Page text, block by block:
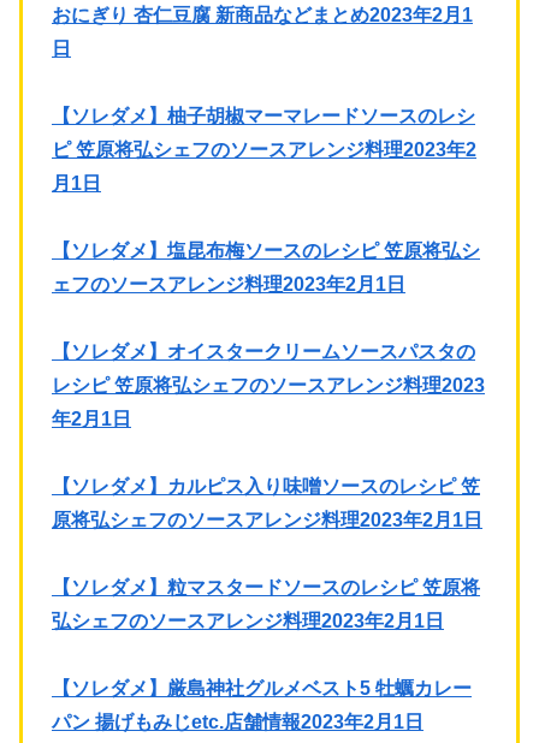
おにぎり 杏仁豆腐 新商品などまとめ2023年2月1
日
【ソレダメ】柚子胡椒マーマレードソースのレシ
ピ 笠原将弘シェフのソースアレンジ料理2023年2
月1日
【ソレダメ】塩昆布梅ソースのレシピ 笠原将弘シ
ェフのソースアレンジ料理2023年2月1日
【ソレダメ】オイスタークリームソースパスタの
レシピ 笠原将弘シェフのソースアレンジ料理2023
年2月1日
【ソレダメ】カルピス入り味噌ソースのレシピ 笠
原将弘シェフのソースアレンジ料理2023年2月1日
【ソレダメ】粒マスタードソースのレシピ 笠原将
弘シェフのソースアレンジ料理2023年2月1日
【ソレダメ】厳島神社グルメベスト5 牡蠣カレー
パン 揚げもみじetc.店舗情報2023年2月1日